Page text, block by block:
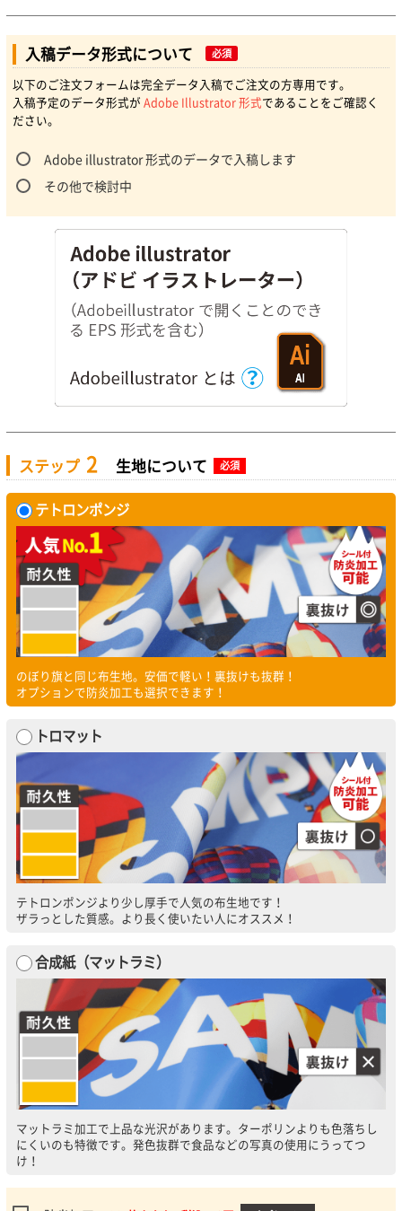
入稿データ形式について 必須
以下のご注文フォームは完全データ入稿でご注文の方専用です。
入稿予定のデータ形式が Adobe Illustrator 形式であることをご確認く
ださい。
Adobe illustrator 形式のデータで入稿します
その他で検討中
ステップ 2 生地について 必須
テトロンポンジ
のぼり旗と同じ布生地。安価で軽い！裏抜けも抜群！
オプションで防炎加工も選択できます！
トロマット
テトロンポンジより少し厚手で人気の布生地です！
ザラっとした質感。より長く使いたい人にオススメ！
合成紙（マットラミ）
マットラミ加工で上品な光沢があります。ターポリンよりも色落ちし
にくいのも特徴です。発色抜群で食品などの写真の使用にうってつ
け！